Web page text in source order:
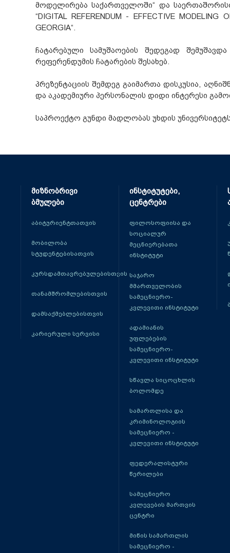
მოდელირება საქართველოში“ და
“DIGITAL REFERENDUM - EFFECTIVE MODELING
GEORGIA“.
ჩატარებული სამუშაოების შედეგად
რეფერენდუმის ჩატარების შესახებ.
პრეზენტაციის შემდეგ გაიმართა დისკუსია,
და აკადემიური პერსონალის დიდი ინტერესი
საპროექტო გუნდი მადლობას უხდის
მიზნობრივი
ბმულები
აბიტურიენტთათვის
მობილობა
სტუდენტებისათვის
კურსდამთავრებულებისთვის
თანამშრომლებისთვის
დამსაქმებლებისთვის
კარიერული სერვისი
ინსტიტუტები,
ცენტრები
ფილოსოფიისა და
სოციალურ
მეცნიერებათა
ინსტიტუტი
საჯარო
მმართველობის
სამეცნიერო-
კვლევითი ინსტიტუტი
ადამიანის
უფლებების
სამეცნიერო-
კვლევითი ინსტიტუტი
სწავლა სიცოცხლის
ბოლომდე
სამართლისა და
კრიმინოლოგიის
სამეცნიერო -
კვლევითი ინსტიტუტი
ფედერალისტური
წერილები
სამეცნიერო
კვლევების მართვის
ცენტრი
მიწის სამართლის
სამეცნიერო -